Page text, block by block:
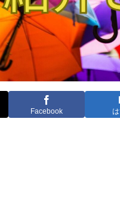
Facebook